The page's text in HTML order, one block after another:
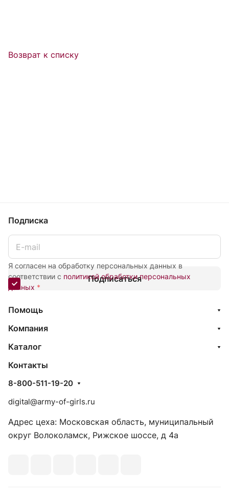
Возврат к списку
Подписка
Я согласен на обработку персональных данных в
соответствии с политикой обработки персональных
данных *
Подписаться
Помощь
Компания
Каталог
Контакты
8-800-511-19-20
digital@army-of-girls.ru
Адрес цеха: Московская область, муниципальный
округ Волоколамск, Рижское шоссе, д 4а